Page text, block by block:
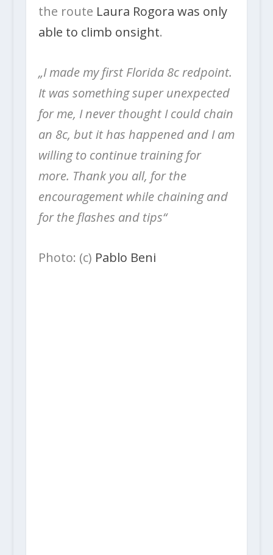
the route Laura Rogora was only
able to climb onsight.
„I made my first Florida 8c redpoint.
It was something super unexpected
for me, I never thought I could chain
an 8c, but it has happened and I am
willing to continue training for
more. Thank you all, for the
encouragement while chaining and
for the flashes and tips“
Photo: (c) Pablo Beni